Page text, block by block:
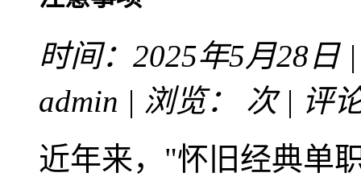
时间：2025年5月28日
admin | 浏览：
次 | 评
近年来，"怀旧经典单